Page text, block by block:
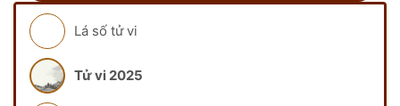
Lá số tử vi
Tử vi 2025